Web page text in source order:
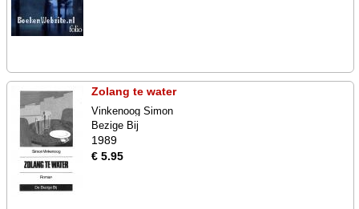
Zolang te water
Vinkenoog Simon
Bezige Bij
1989
€ 5.95